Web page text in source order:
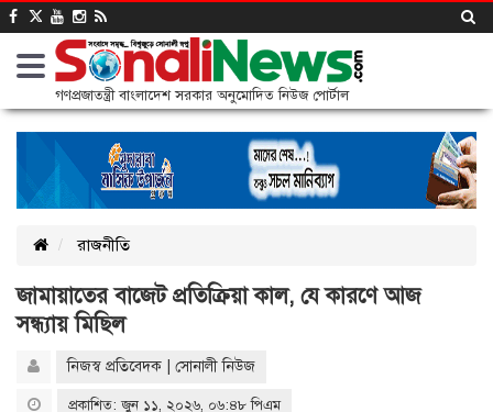
গণপ্রজাতন্ত্রী বাংলাদেশ সরকার অনুমোদিত নিউজ পোর্টাল
রাজনীতি
জামায়াতের বাজেট প্রতিক্রিয়া কাল, যে কারণে আজ
সন্ধ্যায় মিছিল
নিজস্ব প্রতিবেদক | সোনালী নিউজ
প্রকাশিত: জুন ১১, ২০২৬, ০৬:৪৮ পিএম